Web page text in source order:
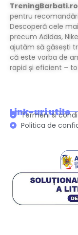
TreningBarbati.ro
pentru
Descoperă cele
precum Adidas,
ajutăm să găsești
că este vorba de
rapid și eficient –
Link-uri utile
Termeni si
Politica de